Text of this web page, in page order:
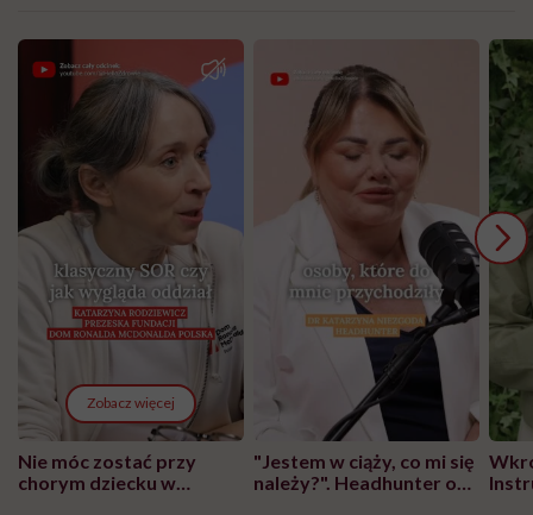
Zobacz więcej
Nie móc zostać przy
chorym dziecku w
"Jestem w ciąży, co mi się
należy?". Headhunter o